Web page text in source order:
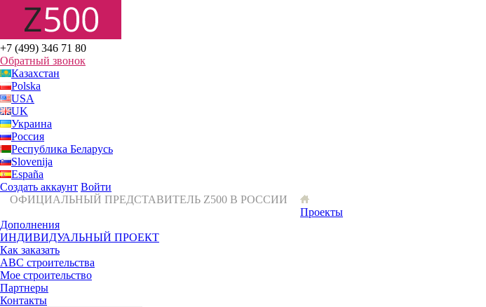
+7 (499) 346 71 80
Обратный звонок
Казахстан
Polska
USA
UK
Украина
Россия
Республика Беларусь
Slovenija
España
Создать аккаунт Войти
ОФИЦИАЛЬНЫЙ ПРЕДСТАВИТЕЛЬ Z500 В РОССИИ
Проекты
Дополнения
ИНДИВИДУАЛЬНЫЙ ПРОЕКТ
Как заказать
ABC строительства
Мое строительство
Партнеры
Контакты